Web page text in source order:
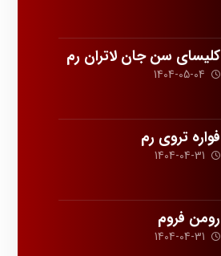
کلیسای سن جان لاتران رم
1404-05-04
فواره تروی رم
1404-04-31
رومن فروم
1404-04-31